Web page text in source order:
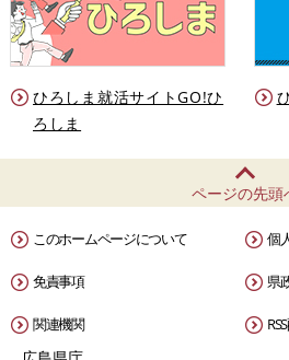
ひろしま就活サイトGO!ひ
ろしま
ページの先頭
このホームページについて 個
免責事項 県
関連機関